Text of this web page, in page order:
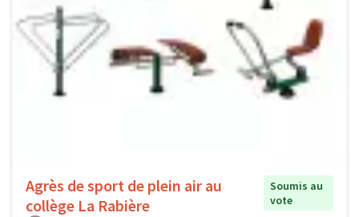
Agrès de sport de plein air au
collège La Rabière
Soumis au
vote